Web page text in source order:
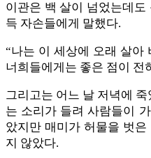
이관은 백 살이 넘었는데
득 자손들에게 말했다.
“나는 이 세상에 오래 살
너희들에게는 좋은 점이 전
그리고는 어느 날 저녁에
는 소리가 들려 사람들이
았지만 매미가 허물을 벗은
지 않았다.